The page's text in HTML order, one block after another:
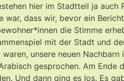
hier im Stadtteil ja auch
dass wir, bevor ein
die Stimme
mit der Stadt und
unsere neuen
gesprochen. Am Ende
Und dann ging es los. Es